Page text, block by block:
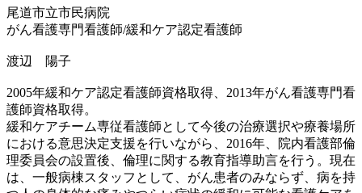
尾道市立市民病院
がん看護専門看護師/緩和ケア認定看護師
渡辺 陽子
2005年緩和ケア認定看護師資格取得、2013年がん看護専門看
護師資格取得。
緩和ケアチーム専従看護師として今後の治療選択や療養場所
における意思決定支援を行いながら、2016年、院内看護部倫
理委員会の設置後、倫理に関する教育指導助言を行う。現在
は、一般病棟スタッフとして、がん患者のみならず、病を持